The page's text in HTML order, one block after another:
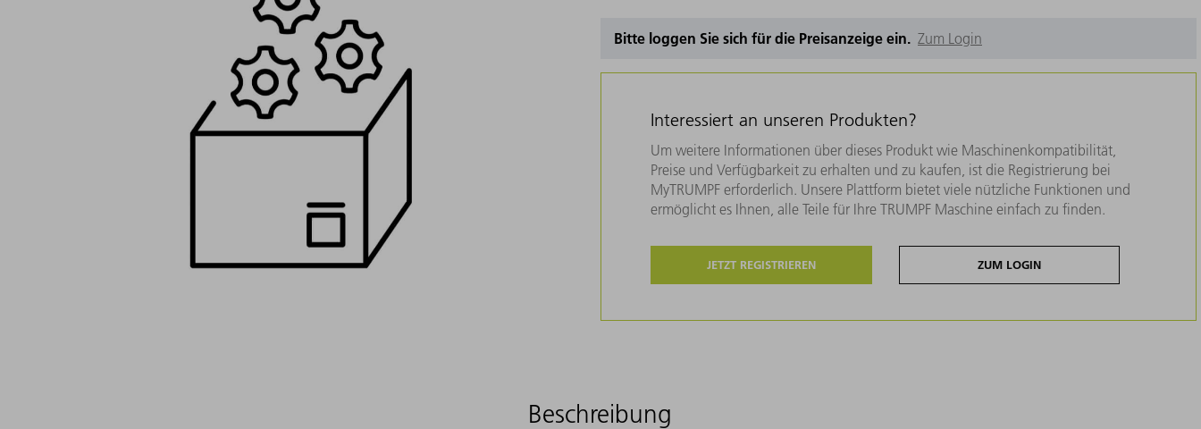
Bitte loggen Sie sich für die Preisanzeige ein. Zum Login
Interessiert an unseren Produkten?
Um weitere Informationen über dieses Produkt wie Maschinenkompatibilität,
Preise und Verfügbarkeit zu erhalten und zu kaufen, ist die Registrierung bei
MyTRUMPF erforderlich. Unsere Plattform bietet viele nützliche Funktionen und
ermöglicht es Ihnen, alle Teile für Ihre TRUMPF Maschine einfach zu finden.
JETZT REGISTRIEREN ZUM LOGIN
Beschreibung